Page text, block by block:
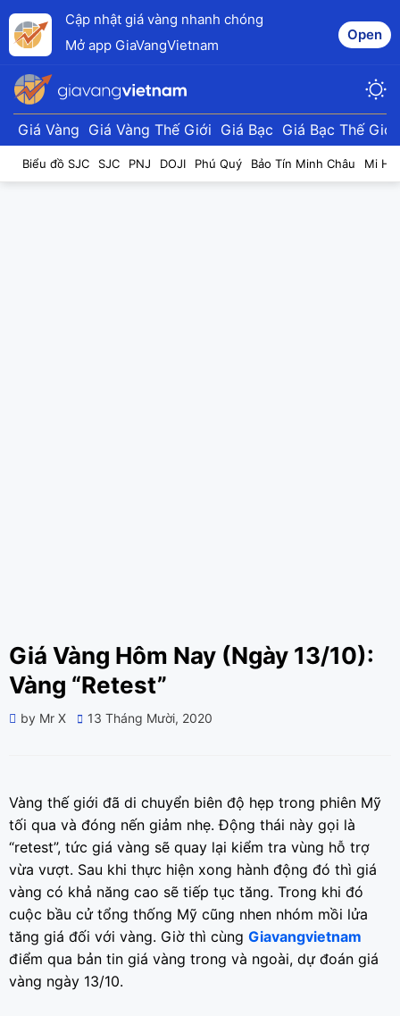
Cập nhật giá vàng nhanh chóng
Mở app GiaVangVietnam
Open
Giá Vàng Giá Vàng Thế Giới Giá Bạc Giá Bạc Thế Giới
Biểu đồ SJC SJC PNJ DOJI Phú Quý Bảo Tín Minh Châu Mi
Giá Vàng Hôm Nay (Ngày 13/10):
Vàng “Retest”
by Mr X
Posted
13 Tháng Mười, 2020
Vàng thế giới đã di chuyển biên độ hẹp trong phiên Mỹ
tối qua và đóng nến giảm nhẹ. Động thái này gọi là
“retest”, tức giá vàng sẽ quay lại kiểm tra vùng hỗ trợ
vừa vượt. Sau khi thực hiện xong hành động đó thì giá
vàng có khả năng cao sẽ tiếp tục tăng. Trong khi đó
cuộc bầu cử tổng thống Mỹ cũng nhen nhóm mồi lửa
tăng giá đối với vàng. Giờ thì cùng Giavangvietnam
điểm qua bản tin giá vàng trong và ngoài, dự đoán giá
vàng ngày 13/10.